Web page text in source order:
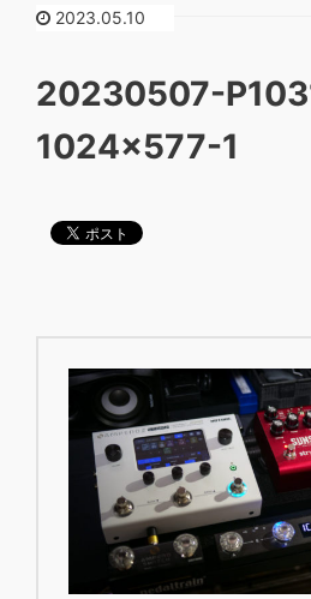
2023.05.10
20230507-
1024×577-1